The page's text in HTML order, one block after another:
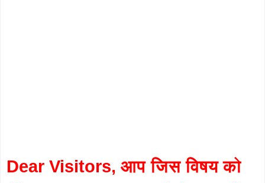
Dear Visitors, आप जिस विषय को